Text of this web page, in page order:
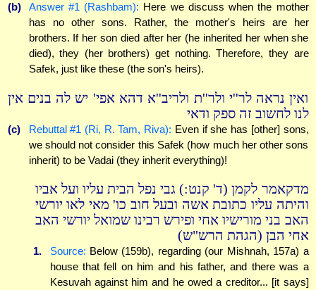
(b) Answer #1 (Rashbam): Here we discuss when the mother
has no other sons. Rather, the mother's heirs are her
brothers. If her son died after her (he inherited her when she
died), they (her brothers) get nothing. Therefore, they are
Safek, just like these (the son's heirs).
ואין נראה לר''י ולר''ת ולריב''א דהא אפי' יש לה בנים אין
לנו לחשוב זה ספק ודאי
(c) Rebuttal #1 (Ri, R. Tam, Riva): Even if she has [other] sons,
we should not consider this Safek (how much her other sons
inherit) to be Vadai (they inherit everything)!
מדקאמר לקמן (ד' קנט:) גבי נפל הבית עליו ועל אביו
והיתה עליו כתובת אשה ובעל חוב כו' מאי לאו יורשי
האב בני מורישיו אחי ופירש רבינו שמואל יורשי האב
אחי הבן (הגהת הרש"ש)
1. Source: Below (159b), regarding (our Mishnah, 157a) a
house that fell on him and his father, and there was a
Kesuvah against him and he owed a creditor... [it says]